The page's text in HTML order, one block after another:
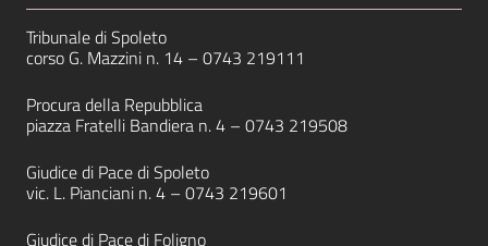
Tribunale di Spoleto
corso G. Mazzini n. 14 – 0743 219111
Procura della Repubblica
piazza Fratelli Bandiera n. 4 – 0743 219508
Giudice di Pace di Spoleto
vic. L. Pianciani n. 4 – 0743 219601
Giudice di Pace di Foligno